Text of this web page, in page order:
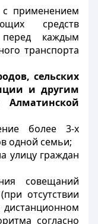
с применением
средств
перед каждым
транспорта
сельских
и другим
Алматинской
более 3-х
одной семьи;
улицу граждан
совещаний
отсутствии
согласно